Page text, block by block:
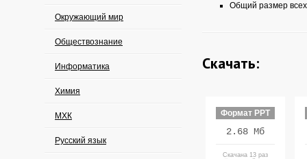
Окружающий мир
Обществознание
Информатика
Химия
МХК
Русский язык
Общий размер
Скачать:
Формат PPT
2.68 Мб
Скачана 13 раз